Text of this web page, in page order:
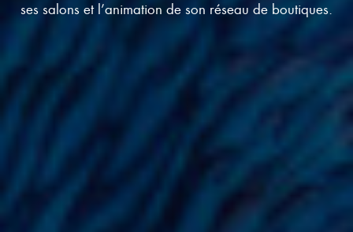
ses salons et l’animation de son réseau de boutiques.